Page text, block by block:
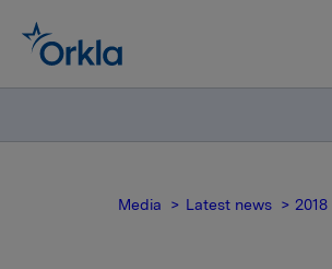
Media Latest news 2018